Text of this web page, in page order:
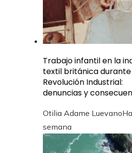
Trabajo infantil en la
textil británica
Revolución Industrial:
denuncias y
Otilia Adame Luevano
semana